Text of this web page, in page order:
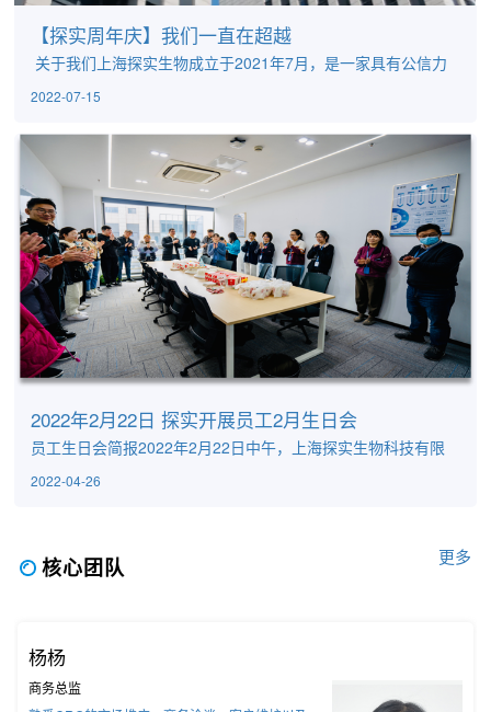
【探实周年庆】我们一直在超越
关于我们上海探实生物成立于2021年7月，是一家具有公信力
创新，成就客户”的核心价值观，坚持“探真求实，锐意进取，助
的专业技术服务。一年间，探实生物发展迅速发展，从一间不
足10平米的小办公室到二期实验室竣工，扩展到共计2700平
米、具有国际一流水准的GMP分析检...
2022-07-15
2022年2月22日 探实开展员工2月生日会
员工生日会简报2022年2月22日中午，上海探实生物科技有限
会。二月生日的寿星们齐聚在充满快乐的休闲空间里，大家脸
希望并欢迎大家有困难要勇于提出，公司将尽全力为大家提供
相应的帮助，让大家切切实实的感受到了来自探实这个大家庭
2022-04-26
核心团队 更多
杨杨
商务总监